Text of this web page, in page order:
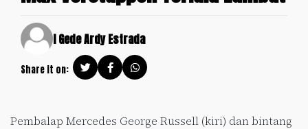
I Gede Ardy Estrada
Share it on:
Pembalap Mercedes George Russell (kiri) dan bintang
Update
Indonesia
SPECIAL
Disclaimer
Tentang